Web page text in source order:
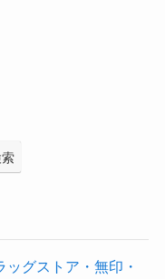
グストア・無印・